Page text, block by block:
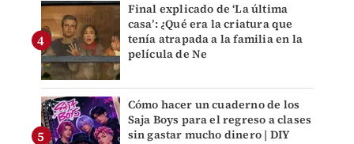
Final explicado de ‘La última
casa’: ¿Qué era la criatura que
tenía atrapada a la familia en la
película de Ne
Cómo hacer un cuaderno de los
Saja Boys para el regreso a clases
sin gastar mucho dinero | DIY